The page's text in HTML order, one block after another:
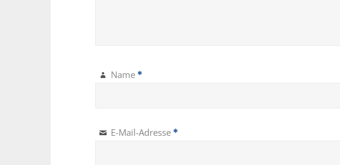
Name *
E-Mail-Adresse *